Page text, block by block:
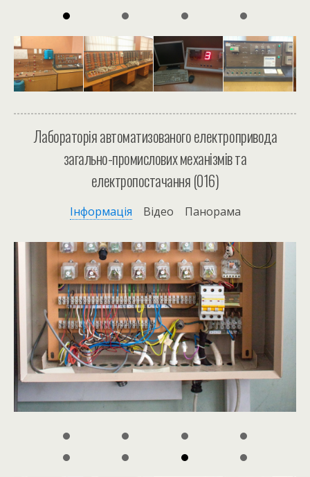
Лабораторія автоматизованого електропривода
загально-промислових механізмів та
електропостачання(016)
Інформація Відео Панорама